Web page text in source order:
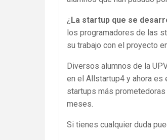
¿ La startup que se
los programadores de las
su trabajo con el proyecto
Diversos alumnos de la
en el Allstartup4 y ahora es
startups más
meses.
Si tienes cualquier duda